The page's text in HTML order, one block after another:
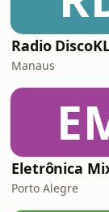
Radio
Manaus
Eletrônica
Porto Alegre